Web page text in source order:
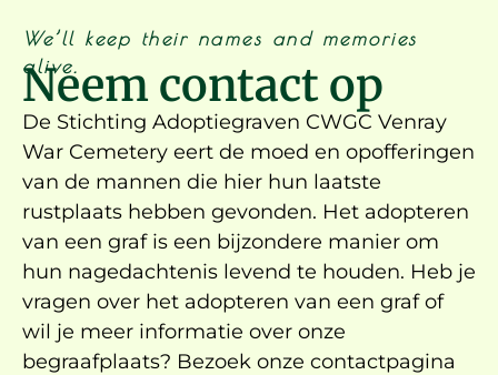
We’ll keep their names and memories
alive.
Neem contact op
De Stichting Adoptiegraven CWGC Venray
War Cemetery eert de moed en opofferingen
van de mannen die hier hun laatste
rustplaats hebben gevonden. Het adopteren
van een graf is een bijzondere manier om
hun nagedachtenis levend te houden. Heb je
vragen over het adopteren van een graf of
wil je meer informatie over onze
begraafplaats? Bezoek onze contactpagina